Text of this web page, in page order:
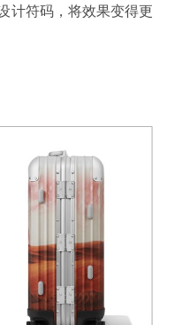
计符码，将效果变得更